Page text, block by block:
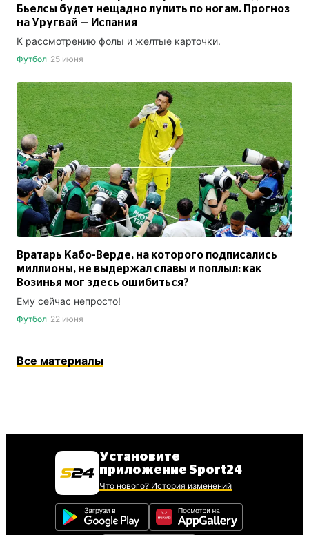
Бьелсы будет нещадно лупить по ногам. Прогноз
на Уругвай — Испания
К рассмотрению фолы и желтые карточки.
Футбол 25 июня
Вратарь Кабо-Верде, на которого подписались
миллионы, не выдержал славы и поплыл: как
Возинья мог здесь ошибиться?
Ему сейчас непросто!
Футбол 22 июня
Все материалы
Установите
приложение Sport24
Что нового? История изменений